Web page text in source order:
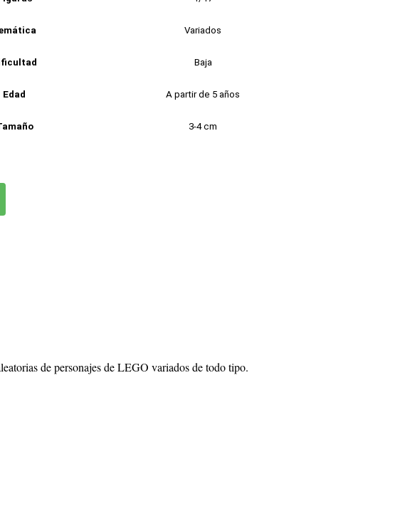
Variados
Baja
Edad A partir de 5 años
3-4 cm
de personajes de LEGO variados de todo tipo.